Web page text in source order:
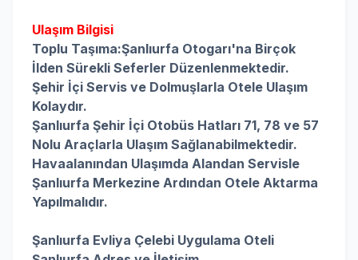
Ulaşım Bilgisi
Toplu Taşıma:Şanlıurfa Otogarı'na Birçok
İlden Sürekli Seferler Düzenlenmektedir.
Şehir İçi Servis ve Dolmuşlarla Otele Ulaşım
Kolaydır.
Şanlıurfa Şehir İçi Otobüs Hatları 71, 78 ve 57
Nolu Araçlarla Ulaşım Sağlanabilmektedir.
Havaalanından Ulaşımda Alandan Servisle
Şanlıurfa Merkezine Ardından Otele Aktarma
Yapılmalıdır.
Şanlıurfa Evliya Çelebi Uygulama Oteli